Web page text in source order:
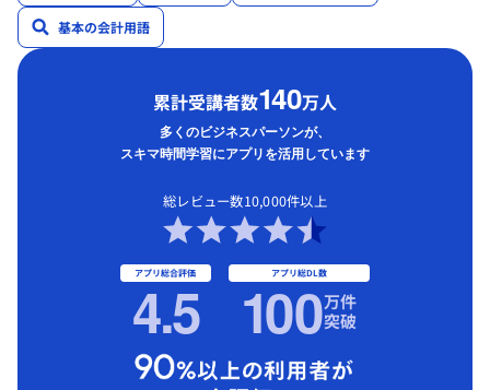
基本の会計用語
累計受講者数140万人
多くのビジネスパーソンが、
スキマ時間学習にアプリを活用しています
総レビュー数10,000件以上
アプリ総合評価
4.5 アプリ総DL数
100万件
突破